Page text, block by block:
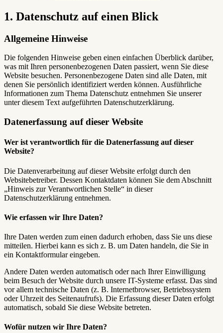
1. Datenschutz auf einen Blick
Allgemeine Hinweise
Die folgenden Hinweise geben einen einfachen Überblick darüber,
was mit Ihren personenbezogenen Daten passiert, wenn Sie diese
Website besuchen. Personenbezogene Daten sind alle Daten, mit
denen Sie persönlich identifiziert werden können. Ausführliche
Informationen zum Thema Datenschutz entnehmen Sie unserer
unter diesem Text aufgeführten Datenschutzerklärung.
Datenerfassung auf dieser Website
Wer ist verantwortlich für die Datenerfassung auf dieser
Website?
Die Datenverarbeitung auf dieser Website erfolgt durch den
Websitebetreiber. Dessen Kontaktdaten können Sie dem Abschnitt
„Hinweis zur Verantwortlichen Stelle“ in dieser
Datenschutzerklärung entnehmen.
Wie erfassen wir Ihre Daten?
Ihre Daten werden zum einen dadurch erhoben, dass Sie uns diese
mitteilen. Hierbei kann es sich z. B. um Daten handeln, die Sie in
ein Kontaktformular eingeben.
Andere Daten werden automatisch oder nach Ihrer Einwilligung
beim Besuch der Website durch unsere IT-Systeme erfasst. Das sind
vor allem technische Daten (z. B. Internetbrowser, Betriebssystem
oder Uhrzeit des Seitenaufrufs). Die Erfassung dieser Daten erfolgt
automatisch, sobald Sie diese Website betreten.
Wofür nutzen wir Ihre Daten?